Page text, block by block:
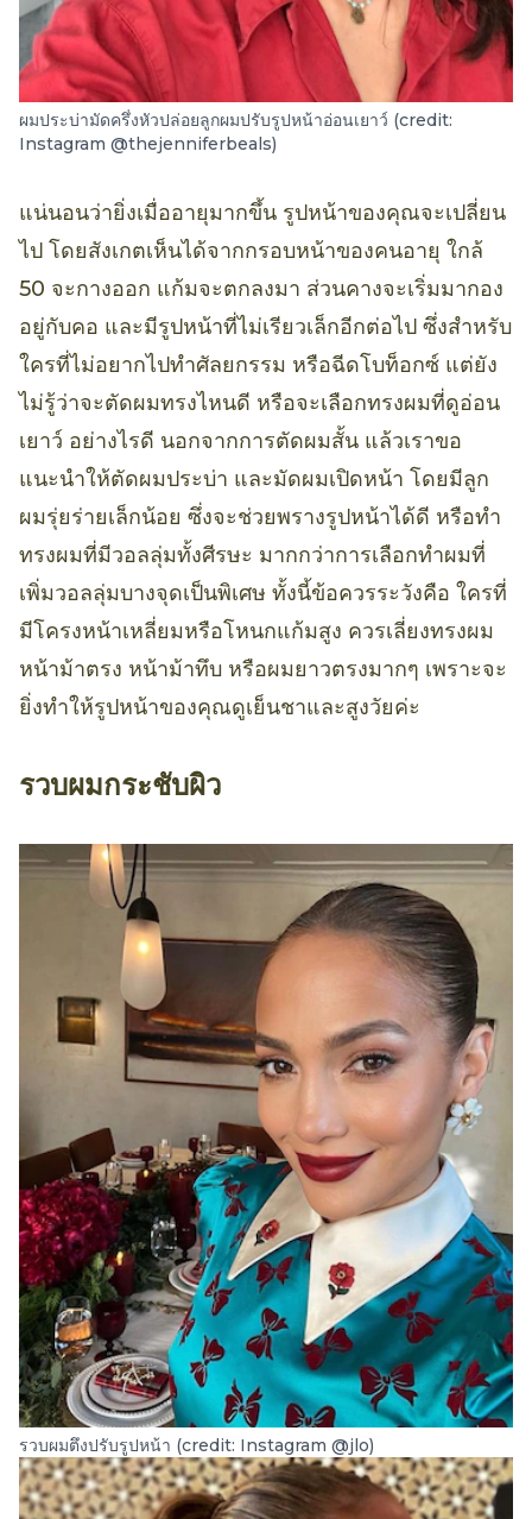
ผมประบ่ามัดครึ่งหัวปล่อยลูกผมปรับรูปหน้าอ่อนเยาว์ (credit:
Instagram @thejenniferbeals)
แน่นอนว่ายิ่งเมื่ออายุมากขึ้น รูปหน้าของคุณจะเปลี่ยน
ไป โดยสังเกตเห็นได้จากกรอบหน้าของคนอายุ ใกล้
50 จะกางออก แก้มจะตกลงมา ส่วนคางจะเริ่มมากอง
อยู่กับคอ และมีรูปหน้าที่ไม่เรียวเล็กอีกต่อไป ซึ่งสำหรับ
ใครที่ไม่อยากไปทำศัลยกรรม หรือฉีดโบท็อกซ์ แต่ยัง
ไม่รู้ว่าจะตัดผมทรงไหนดี หรือจะเลือกทรงผมที่ดูอ่อน
เยาว์ อย่างไรดี นอกจากการตัดผมสั้น แล้วเราขอ
แนะนำให้ตัดผมประบ่า และมัดผมเปิดหน้า โดยมีลูก
ผมรุ่ยร่ายเล็กน้อย ซึ่งจะช่วยพรางรูปหน้าได้ดี หรือทำ
ทรงผมที่มีวอลลุ่มทั้งศีรษะ มากกว่าการเลือกทำผมที่
เพิ่มวอลลุ่มบางจุดเป็นพิเศษ ทั้งนี้ข้อควรระวังคือ ใครที่
มีโครงหน้าเหลี่ยมหรือโหนกแก้มสูง ควรเลี่ยงทรงผม
หน้าม้าตรง หน้าม้าทึบ หรือผมยาวตรงมากๆ เพราะจะ
ยิ่งทำให้รูปหน้าของคุณดูเย็นชาและสูงวัยค่ะ
รวบผมกระชับผิว
รวบผมตึงปรับรูปหน้า (credit: Instagram @jlo)